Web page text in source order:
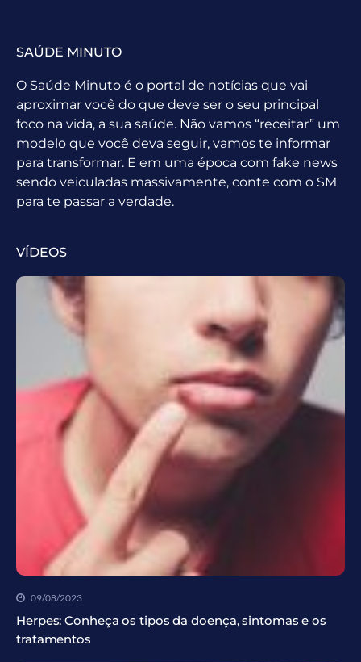
SAÚDE MINUTO
O Saúde Minuto é o portal de notícias que vai
aproximar você do que deve ser o seu principal
foco na vida, a sua saúde. Não vamos “receitar” um
modelo que você deva seguir, vamos te informar
para transformar. E em uma época com fake news
sendo veiculadas massivamente, conte com o SM
para te passar a verdade.
VÍDEOS
09/08/2023
Herpes: Conheça os tipos da doença, sintomas e os
tratamentos